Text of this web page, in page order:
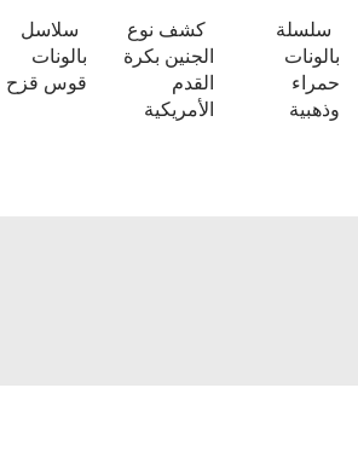
سلسلة
بالونات
حمراء
وذهبية
كشف نوع
الجنين بكرة
القدم
الأمريكية
سلاسل
بالونات
قوس قزح